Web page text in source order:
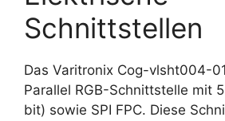
Schnittstellen
Das Varitronix Cog-vlsht004-
Parallel RGB-Schnittstelle mit
bit) sowie SPI FPC. Diese